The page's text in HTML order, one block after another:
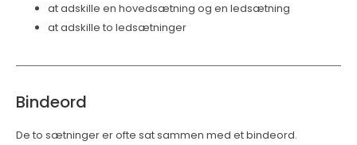
at adskille en hovedsætning og en ledsætning
at adskille to ledsætninger
Bindeord
De to sætninger er ofte sat sammen med et bindeord.